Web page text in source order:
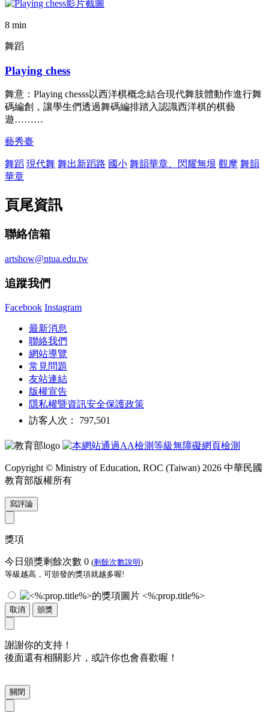
8 min
舞蹈
Playing chess
舞意：Playing chesss以西洋棋概念結合現代舞肢體動作進行舞
碼編創，讓學生們透過舞碼編排踏入認識西洋棋的棋藝
遊………
藝秀臺
舞蹈 現代舞 舞出新蹈路 國小 舞韻華章、閃耀無垠 觀摩 舞韻
華章
頁尾資訊
聯絡信箱
artshow@ntua.edu.tw
追蹤我們
Facebook Instagram
最新消息
聯絡我們
網站導覽
常見問題
友站連結
版權宣告
隱私權暨資訊安全保護政策
訪客人次： 797,501
Copyright © Ministry of Education, ROC (Taiwan) 2026 中華民國
教育部版權所有
寫評論
獎項
今日頒獎剩餘次數 0 (剩餘次數說明)
等級越高，可頒發的獎項就越多喔!
<%:prop.title%>
取消 頒獎
謝謝你的支持！
後面還有相關影片，或許你也會喜歡喔！
關閉